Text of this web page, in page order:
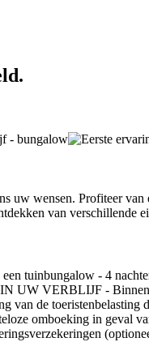
wensen. Profiteer
van verschillende
tuinbungalow - 4
UW VERBLIJF -
de toeristenbelasting
omboeking in